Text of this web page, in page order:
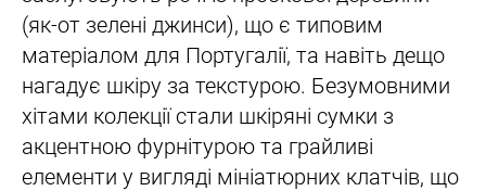
(як-от зелені джинси), що є типовим
матеріалом для Португалії, та навіть дещо
нагадує шкіру за текстурою. Безумовними
хітами колекції стали шкіряні сумки з
акцентною фурнітурою та грайливі
елементи у вигляді мініатюрних клатчів, що